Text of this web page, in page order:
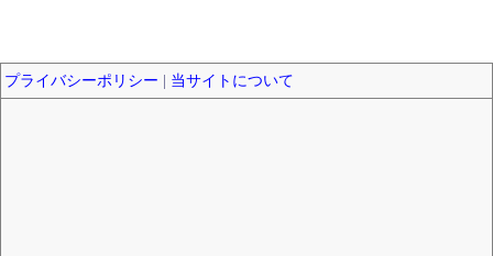
プライバシーポリシー 当サイトについて